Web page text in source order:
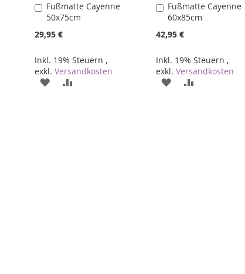
Fußmatte Cayenne
50x75cm
29,95 €
Inkl. 19% Steuern ,
exkl.Versandkosten
In
den
Warenkorb
ZUR
Fußmatte Cayenne
60x85cm
42,95 €
Inkl. 19% Steuern ,
exkl. Versandkosten
In
den
Warenkorb
ZUR